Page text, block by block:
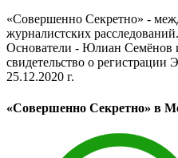
«Совершенно Секретно» -
журналистских
Основатели - Юлиан
свидетельство о
25.12.2020 г.
«Совершенно Секретно» в